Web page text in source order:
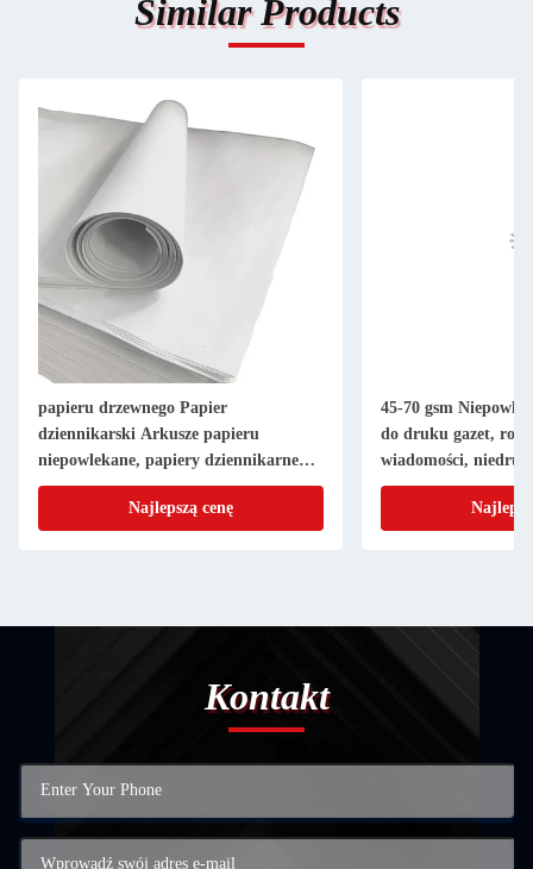
Similar Products
papieru drzewnego Papier
dziennikarski Arkusze papieru
niepowlekane, papiery dziennikarne
Wrębki do druku
Najlepszą cenę
45-70 gsm
do druku gazet,
wiadomości,
Kontakt